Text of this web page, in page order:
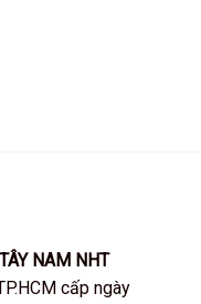
NAM NHT
cấp ngày